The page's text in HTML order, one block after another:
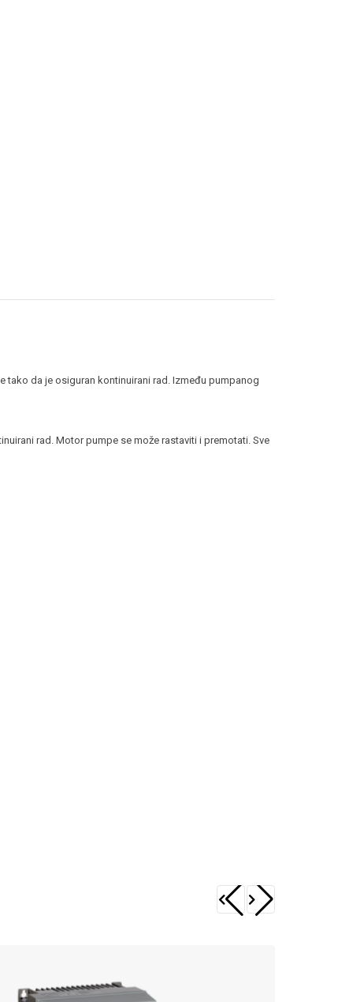
da je osiguran kontinuirani rad. Između pumpanog
rad. Motor pumpe se može rastaviti i premotati. Sve